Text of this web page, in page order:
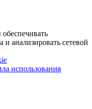
анализировать сетевой
использования